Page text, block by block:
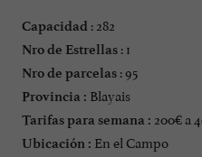
Capacidad : 282
Nro de Estrellas : 1
Nro de parcelas : 95
Provincia : Blayais
Tarifas para semana : 200€ a
Ubicación : En el Campo